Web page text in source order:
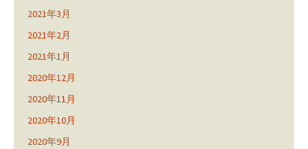
2021年3月
2021年2月
2021年1月
2020年12月
2020年11月
2020年10月
2020年9月